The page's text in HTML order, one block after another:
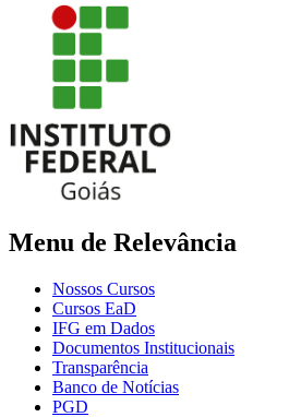
Menu de Relevância
Nossos Cursos
Cursos EaD
IFG em Dados
Documentos Institucionais
Transparência
Banco de Notícias
PGD